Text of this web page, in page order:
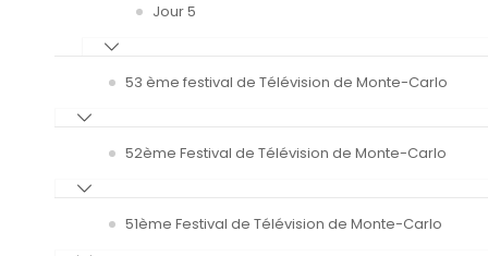
Jour 5
53 ème festival de Télévision de Monte-Carlo
52ème Festival de Télévision de Monte-Carlo
51ème Festival de Télévision de Monte-Carlo